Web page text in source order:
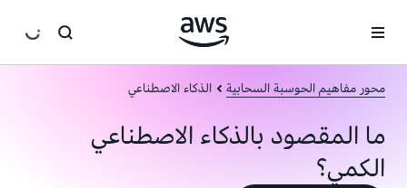
محور مفاهيم الحوسبة السحابية الذكاء الاصطناعي
ما المقصود بالذكاء الاصطناعي
الكمي؟